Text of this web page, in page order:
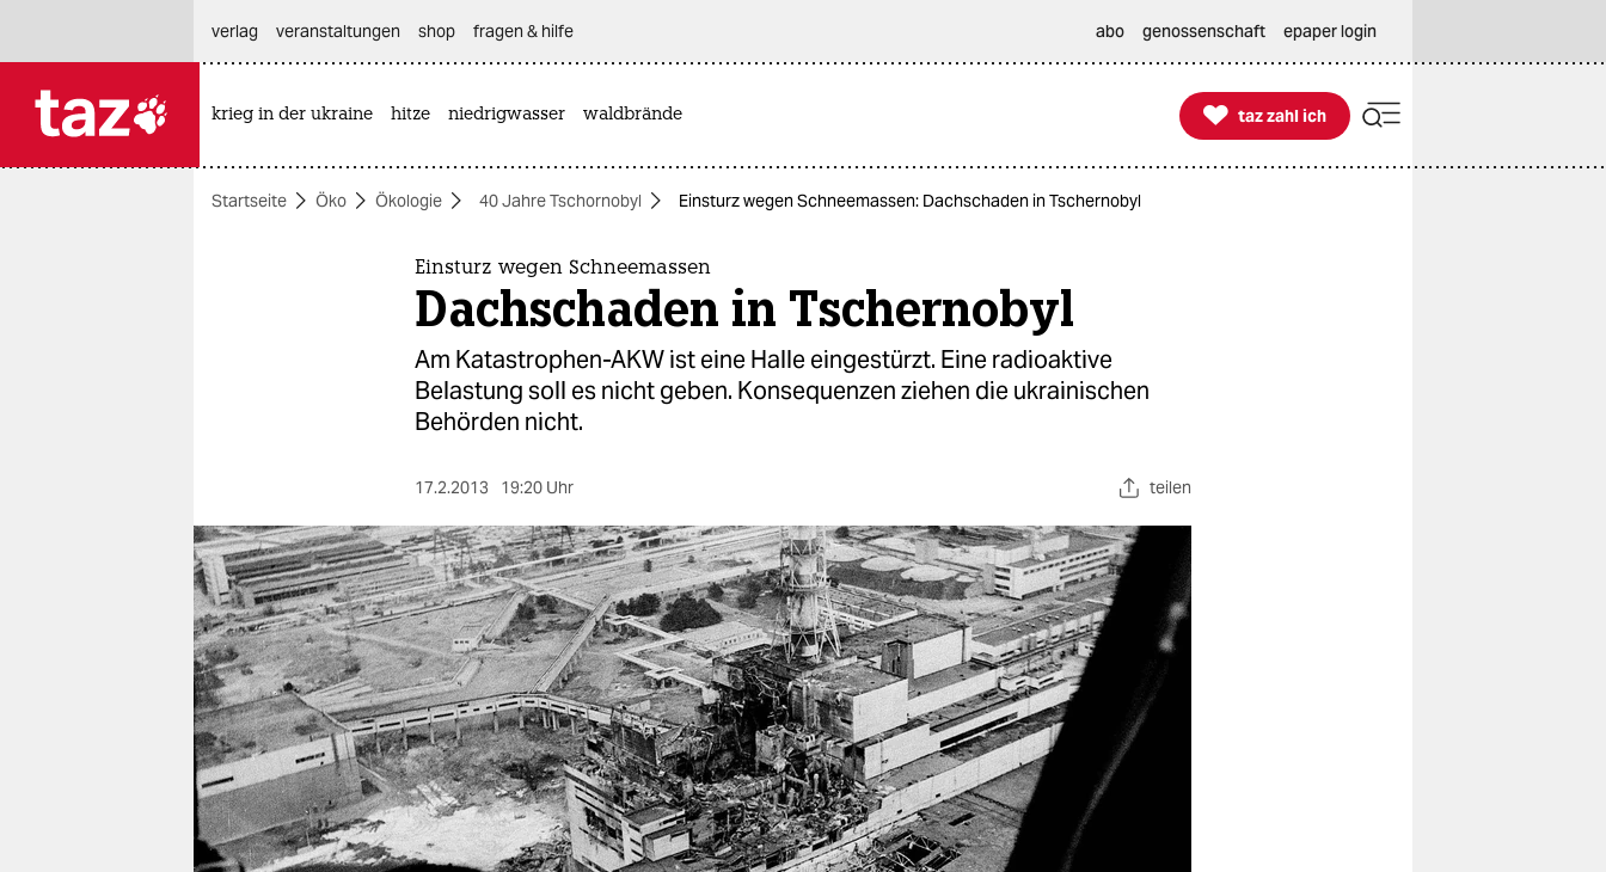
themen
berlin
nord
wahrheit
verlag
verlag
veranstaltungen
shop
verlag
veranstaltungen shop fragen & hilfe abo genossenschaft epaper login
krieg in der ukraine hitze niedrigwasser waldbrände 
taz zahl ich
taz zahl ich
Startseite Öko Ökologie 40 Jahre Tschornobyl Einsturz wegen Schneemassen: Dachschaden in Tschernobyl
Einsturz wegen Schneemassen
Dachschaden in Tschernobyl
Am Katastrophen-AKW ist eine Halle eingestürzt. Eine radioaktive
Belastung soll es nicht geben. Konsequenzen ziehen die ukrainischen
Behörden nicht.
17.2.2013 19:20 Uhr teilen